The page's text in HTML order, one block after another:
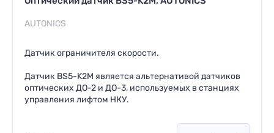
AUTONICS
Датчик ограничителя скорости.
Датчик BS5-K2M является альтернативой датчиков
оптических ДО-2 и ДО-3, используемых в станциях
управления лифтом НКУ.